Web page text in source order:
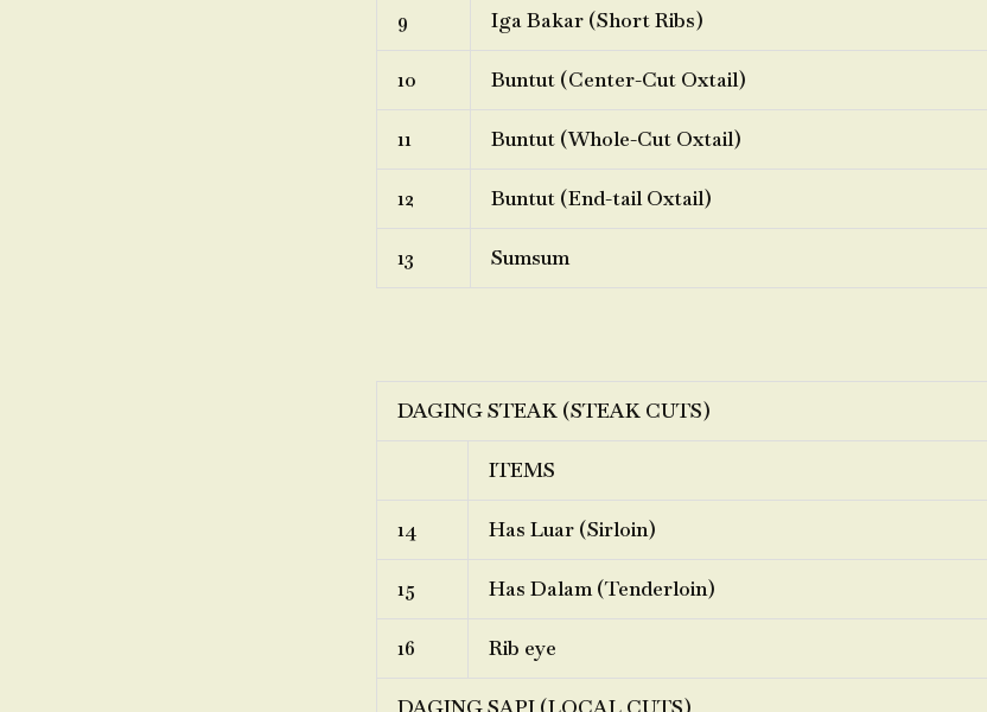
9 Iga Bakar (Short Ribs)
10 Buntut (Center-Cut Oxtail)
11 Buntut (Whole-Cut Oxtail)
12 Buntut (End-tail Oxtail)
13 Sumsum
DAGING STEAK (STEAK CUTS)
ITEMS
14 Has Luar (Sirloin)
15 Has Dalam (Tenderloin)
16 Rib eye